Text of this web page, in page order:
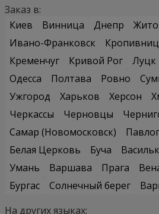
Заказ в:
Киев
Винница Днепр
Ивано-Франковск
Кременчуг
Кривой Рог Луцк
Одесса
Полтава Ровно
Ужгород
Харьков Херсон
Черкассы
Черновцы
Самар (Новомосковск)
Белая Церковь
Буча
Умань
Варшава Прага
Бургас
Солнечный берег
На других языках: